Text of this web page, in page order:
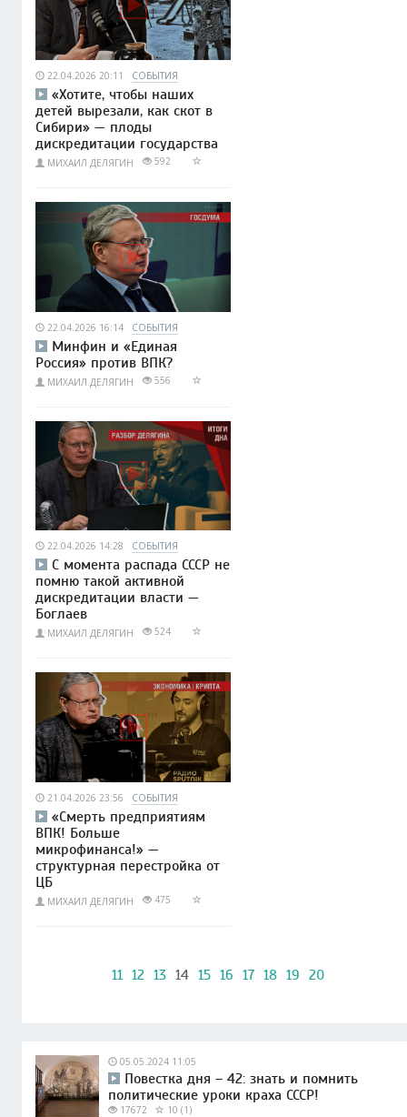
22.04.2026 20:11 СОБЫТИЯ
«Хотите, чтобы наших
детей вырезали, как скот в
Сибири» — плоды
дискредитации государства
МИХАИЛ ДЕЛЯГИН 592
22.04.2026 16:14 СОБЫТИЯ
Минфин и «Единая
Россия» против ВПК?
МИХАИЛ ДЕЛЯГИН 556
22.04.2026 14:28 СОБЫТИЯ
С момента распада СССР не
помню такой активной
дискредитации власти —
Боглаев
МИХАИЛ ДЕЛЯГИН 524
21.04.2026 23:56 СОБЫТИЯ
«Смерть предприятиям
ВПК! Больше
микрофинанса!» —
структурная перестройка от
ЦБ
МИХАИЛ ДЕЛЯГИН 475
11 12 13 14 15 16 17 18 19 20
05.05.2024 11:05
Повестка дня – 42: знать и помнить
политические уроки краха СССР!
17672 10 (1)